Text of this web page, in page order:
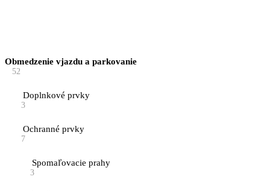
Obmedzenie vjazdu a parkovanie
52
Doplnkové prvky
3
Ochranné prvky
7
Spomaľovacie prahy
3